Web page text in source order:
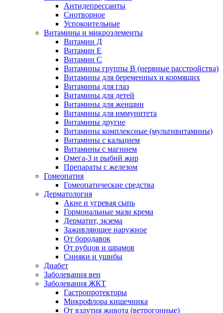
Антидепрессанты
Снотворное
Успокоительные
Витамины и микроэлементы
Витамин Д
Витамин Е
Витамин С
Витамины группы В (нервные расстройства)
Витамины для беременных и кормящих
Витамины для глаз
Витамины для детей
Витамины для женщин
Витамины для иммунитета
Витамины другие
Витамины комплексные (мультивитамины)
Витамины с кальцием
Витамины с магнием
Омега-3 и рыбий жир
Препараты с железом
Гомеопатия
Гомеопатические средства
Дерматология
Акне и угревая сыпь
Гормональные мази крема
Дерматит, экзема
Заживляющее наружное
От бородавок
От рубцов и шрамов
Синяки и ушибы
Диабет
Заболевания вен
Заболевания ЖКТ
Гастропротекторы
Микрофлора кишечника
От вздутия живота (ветрогонные)